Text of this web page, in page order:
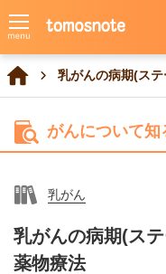
乳がんの病期(ス
がんについて知
乳がん
乳がんの病期(ス
薬物療法